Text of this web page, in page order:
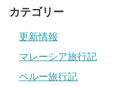
カテゴリー
更新情報
マレーシア旅行記
ペルー旅行記